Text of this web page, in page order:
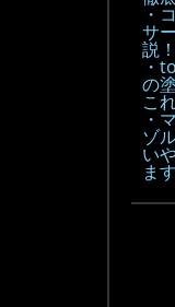
・
サ
説
・
の
こ
・
ゾ
い
ま